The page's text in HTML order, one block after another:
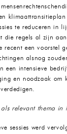
te reduceren in
die regels al zijn
recent een voorstel
alsnog
een intensieve
en noodzaak om
relevant thema in
sessies werd